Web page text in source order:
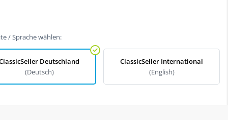
/ Sprache wählen:
Deutschland
(Deutsch)
ClassicSeller International
(English)